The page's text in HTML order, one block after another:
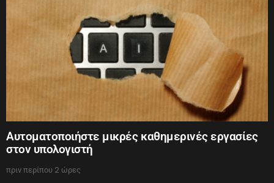
Αυτοματοποιήστε μικρές καθημερινές εργασίες
στον υπολογιστή
πριν περίπου 2 ώρες